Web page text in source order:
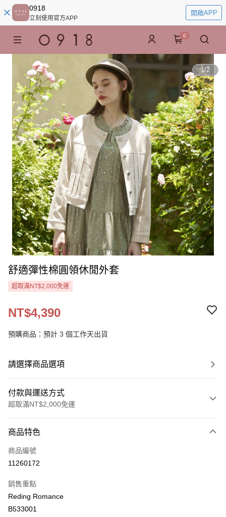
0918
立刻使用官方APP
開啟APP
0
1/2
舒適彈性棉圓領休閒外套
超取滿NT$2,000免運
NT$4,390
預購商品：預計 3 個工作天出貨
請選擇商品選項
付款與運送方式
超取滿NT$2,000免運
信用卡一次付款
LINE Pay
街口支付
悠遊付
商品特色
商品編號
11260172
銷售重點
Reding Romance
B533001